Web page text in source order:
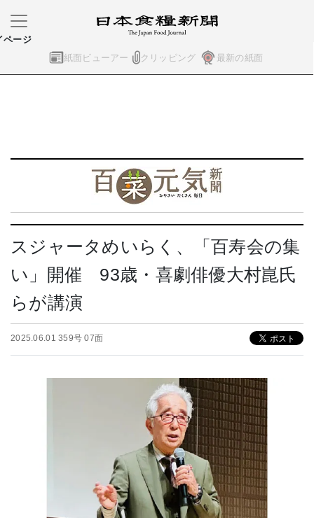
紙面ビューアー クリッピング 最新の紙面
ページ
スジャータめいらく、「百寿会の集
い」開催 93歳・喜劇俳優大村崑氏
らが講演
2025.06.01 359号 07面